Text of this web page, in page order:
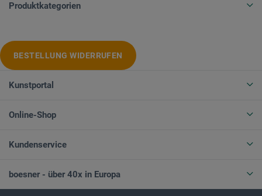
Produktkategorien
BESTELLUNG WIDERRUFEN
Kunstportal
Online-Shop
Kundenservice
boesner - über 40x in Europa